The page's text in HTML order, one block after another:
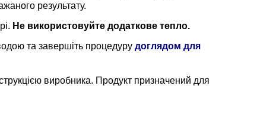
результату.
Не використовуйте додаткове тепло.
та завершіть процедуру доглядом для
виробника. Продукт призначений для